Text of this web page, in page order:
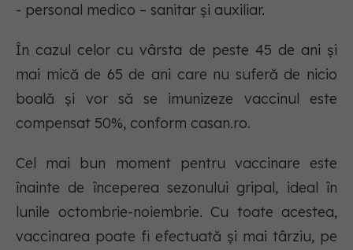
- personal medico – sanitar și auxiliar.
În cazul celor cu vârsta de peste 45 de ani şi
mai mică de 65 de ani care nu suferă de nicio
boală şi vor să se imunizeze vaccinul este
compensat 50%, conform casan.ro.
Cel mai bun moment pentru vaccinare este
înainte de începerea sezonului gripal, ideal în
lunile octombrie-noiembrie. Cu toate acestea,
vaccinarea poate fi efectuată și mai târziu, pe